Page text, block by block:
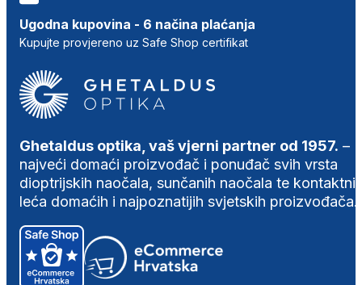
Ugodna kupovina - 6 načina plaćanja
Kupujte provjereno uz Safe Shop certifikat
Ghetaldus optika, vaš vjerni partner od 1957. –
najveći domaći proizvođač i ponuđač svih vrsta
dioptrijskih naočala, sunčanih naočala te
leća domaćih i najpoznatijih svjetskih proizvođača.